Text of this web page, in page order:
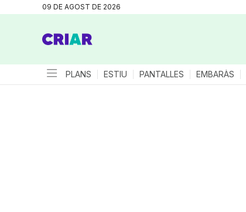
09 DE AGOST DE 2026
PLANS ESTIU PANTALLES EMBARÀS